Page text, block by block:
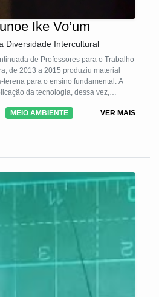
Ike Vo’um
Diversidade Intercultural
de Professores para o Trabalho
de 2013 a 2015 produziu material
para o ensino fundamental. A
da tecnologia, dessa vez,
dos indígenas da etnia terena, no
MEIO AMBIENTE VER MAIS